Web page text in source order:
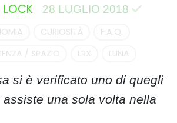
LOCK 28 LUGLIO 2018
CURIOSITÀ
F.A.Q.
/ SPAZIO
LRX LUNA
si è verificato uno di quegli
una sola volta nella